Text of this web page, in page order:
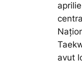
avut